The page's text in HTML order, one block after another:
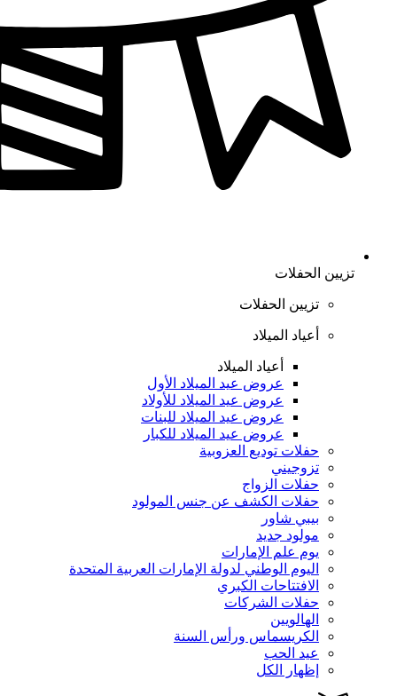
تزيين الحفلات
تزيين الحفلات
أعياد الميلاد
أعياد الميلاد
عروض عيد الميلاد الأول
عروض عيد الميلاد للأولاد
عروض عيد الميلاد للبنات
عروض عيد الميلاد للكبار
حفلات توديع العزوبية
تزوجيني
حفلات الزواج
حفلات الكشف عن جنس المولود
بيبي شاور
مولود جديد
يوم علم الإمارات
اليوم الوطني لدولة الإمارات العربية المتحدة
الافتتاحات الكبري
حفلات الشركات
الهالويين
الكريسماس ورأس السنة
عيد الحب
إظهار الكل